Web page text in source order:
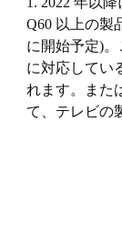
Q60 以上の製
に開始予定)。
に対応してい
れます。また
て、テレビの